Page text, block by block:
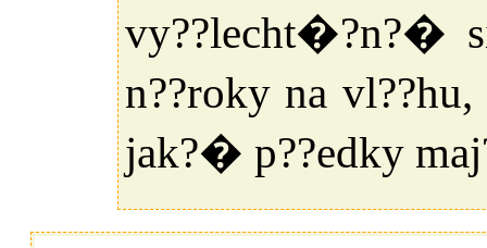
vy??lecht�?n?�
n??roky na
jak?� p??edky